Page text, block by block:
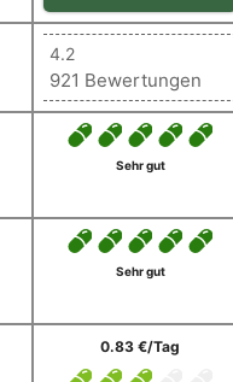
4.2
921 Bewertungen
Sehr gut
Sehr gut
0.83 €/Tag